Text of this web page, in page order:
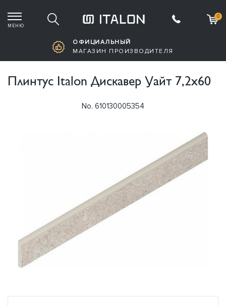
МЕНЮ
0
ОФИЦИАЛЬНЫЙ
МАГАЗИН ПРОИЗВОДИТЕЛЯ
Плинтус Italon Дискавер Уайт 7,2х60
No. 610130005354